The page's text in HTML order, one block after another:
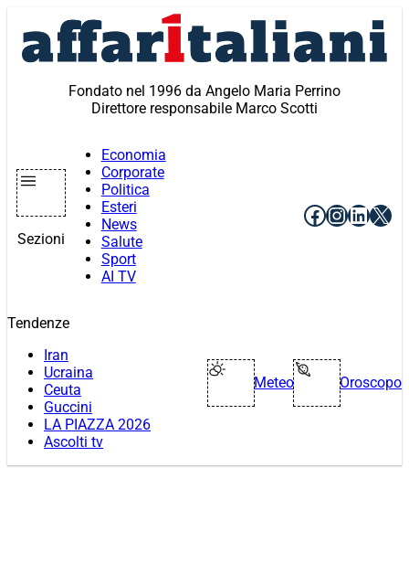
contenuto
Fondato nel 1996 da Angelo Maria Perrino
Direttore responsabile Marco Scotti
Sezioni
Economia
Corporate
Politica
Esteri
News
Salute
Sport
AI TV
Facebook
X
Tendenze
Iran
Ucraina
Ceuta
Guccini
LA PIAZZA 2026
Ascolti tv
Meteo Oroscopo